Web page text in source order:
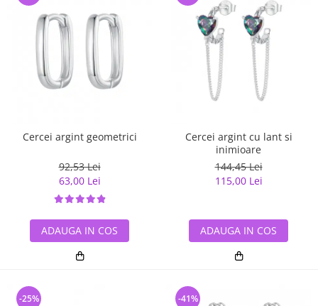
Cercei argint geometrici
92,53 Lei
63,00 Lei
ADAUGA IN COS
Cercei argint cu lant si
inimioare
144,45 Lei
115,00 Lei
ADAUGA IN COS
-25% -41%